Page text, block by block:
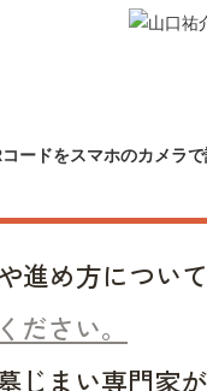
ードをスマホのカメラ
進め方につい
ださい。
じまい専門家